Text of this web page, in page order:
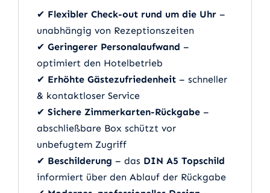
✔ Flexibler Check-out rund um die Uhr–
unabhängig von Rezeptionszeiten
✔ Geringerer Personalaufwand –
optimiert den Hotelbetrieb
✔ Erhöhte Gästezufriedenheit– schneller
& kontaktloser Service
✔ Sichere Zimmerkarten-Rückgabe–
abschließbare Box schützt vor
unbefugtem Zugriff
✔ Beschilderung – das DIN A5 Topschild
informiert über den Ablauf der Rückgabe